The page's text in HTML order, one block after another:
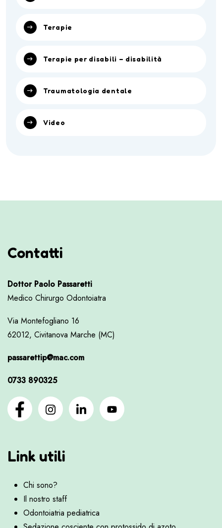
Terapie
Terapie per disabili – disabilità
Traumatologia dentale
Video
Contatti
Dottor Paolo Passaretti
Medico Chirurgo Odontoiatra
Via Montefogliano 16
62012, Civitanova Marche (MC)
passarettip@mac.com
0733 890325
Link utili
Chi sono?
Il nostro staff
Odontoiatria pediatrica